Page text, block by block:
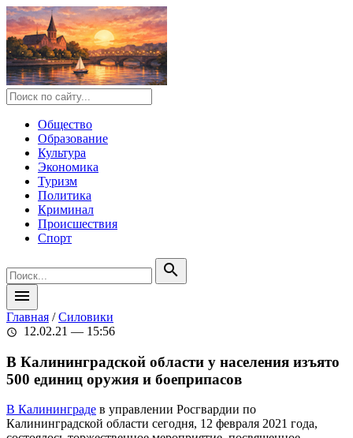
Общество
Образование
Культура
Экономика
Туризм
Политика
Криминал
Происшествия
Спорт
search
menu
Главная /Силовики
schedule 12.02.21 — 15:56
В Калининградской области у населения изъято
500 единиц оружия и боеприпасов
В Калининграде в управлении Росгвардии по
Калининградской области сегодня, 12 февраля 2021 года,